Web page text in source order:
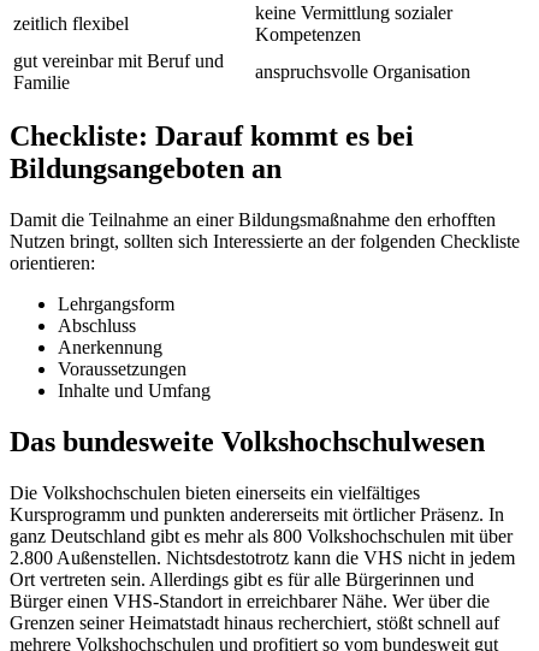
zeitlich flexibel
keine Vermittlung sozialer
Kompetenzen
gut vereinbar mit Beruf und
Familie
anspruchsvolle Organisation
Checkliste: Darauf kommt es bei
Bildungsangeboten an
Damit die Teilnahme an einer Bildungsmaßnahme den erhofften
Nutzen bringt, sollten sich Interessierte an der folgenden Checkliste
orientieren:
Lehrgangsform
Abschluss
Anerkennung
Voraussetzungen
Inhalte und Umfang
Das bundesweite Volkshochschulwesen
Die Volkshochschulen bieten einerseits ein vielfältiges
Kursprogramm und punkten andererseits mit örtlicher Präsenz. In
ganz Deutschland gibt es mehr als 800 Volkshochschulen mit über
2.800 Außenstellen. Nichtsdestotrotz kann die VHS nicht in jedem
Ort vertreten sein. Allerdings gibt es für alle Bürgerinnen und
Bürger einen VHS-Standort in erreichbarer Nähe. Wer über die
Grenzen seiner Heimatstadt hinaus recherchiert, stößt schnell auf
mehrere Volkshochschulen und profitiert so vom bundesweit gut